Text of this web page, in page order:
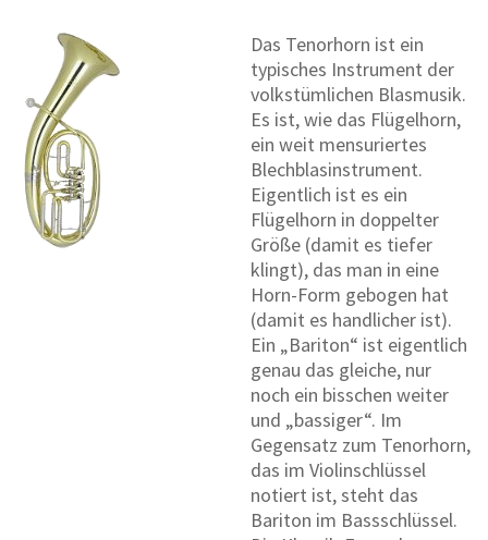
Das Tenorhorn ist ein
typisches Instrument der
volkstümlichen Blasmusik.
Es ist, wie das Flügelhorn,
ein weit mensuriertes
Blechblasinstrument.
Eigentlich ist es ein
Flügelhorn in doppelter
Größe (damit es tiefer
klingt), das man in eine
Horn-Form gebogen hat
(damit es handlicher ist).
Ein „Bariton“ ist eigentlich
genau das gleiche, nur
noch ein bisschen weiter
und „bassiger“. Im
Gegensatz zum Tenorhorn,
das im Violinschlüssel
notiert ist, steht das
Bariton im Bassschlüssel.